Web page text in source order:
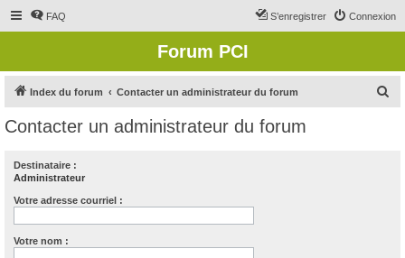
FAQ Connexion
S’enregistrer
Forum PCI
Index du forum Contacter un administrateur du forum
Contacter un administrateur du forum
Destinataire :
Administrateur
Votre adresse courriel :
Votre nom :